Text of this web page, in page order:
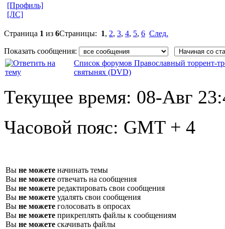
[Профиль]
[ЛС]
Страница 1 из 6Страницы: 1, 2, 3, 4, 5, 6 След.
Показать сообщения:
Список форумов Православный торрент-
святынях (DVD)
Текущее время: 08-Авг
Часовой пояс: GMT + 4
Вы не можете начинать темы
Вы не можете отвечать на сообщения
Вы не можете редактировать свои сообщения
Вы не можете удалять свои сообщения
Вы не можете голосовать в опросах
Вы не можете прикреплять файлы к сообщениям
Вы не можете скачивать файлы